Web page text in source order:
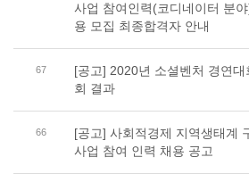
사업 참여인력(코디네이터 분
용 모집 최종합격자 안내
67
[공고] 2020년 소셜벤처 경연대
회 결과
66
[공고] 사회적경제 지역생태계
사업 참여 인력 채용 공고